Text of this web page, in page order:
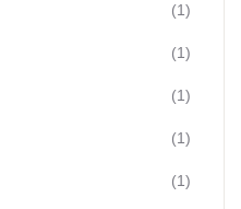
(1)
(1)
(1)
(1)
(1)